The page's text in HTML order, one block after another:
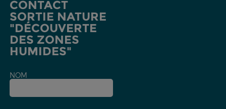
CONTACT
SORTIE NATURE
"DÉCOUVERTE
DES ZONES
HUMIDES"
NOM